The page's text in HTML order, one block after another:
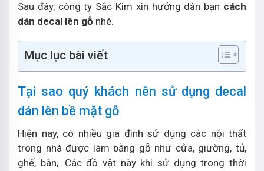
Sau đây, công ty Sắc Kim xin hướng dẫn bạn cách
dán decal lên gỗ nhé.
Mục lục bài viết
Tại sao quý khách nên sử dụng decal
dán lên bề mặt gỗ
Hiện nay, có nhiều gia đình sử dụng các nội thất
trong nhà được làm bằng gỗ như cửa, giường, tủ,
ghế, bàn,…Các đồ vật này khi sử dụng trong thời